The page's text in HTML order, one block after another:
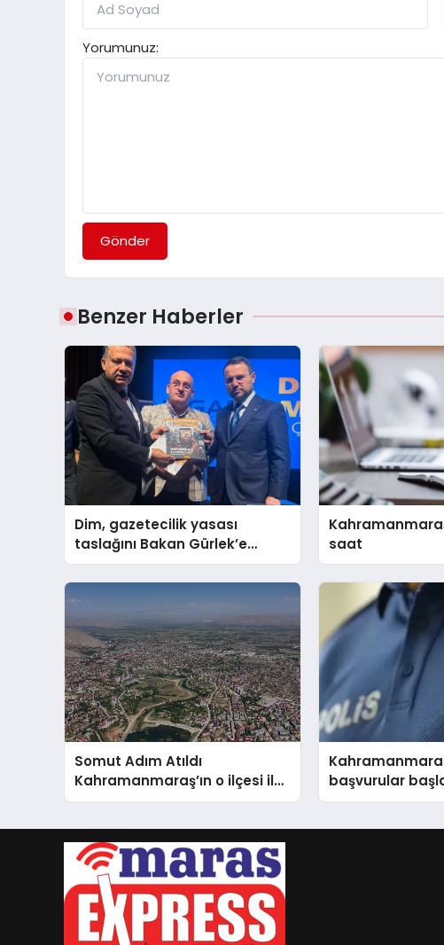
Yorumunuz:
Gönder
Benzer Haberler
Dim, gazetecilik yasası
taslağını Bakan Gürlek’e
sundu
Kahramanmaraş’ta
saat
Somut Adım Atıldı
Kahramanmaraş’ın o ilçesi il
olacak
başvurular